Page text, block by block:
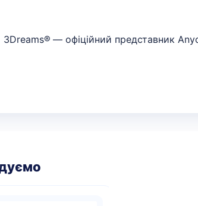
3Dreams® — офіційний представник